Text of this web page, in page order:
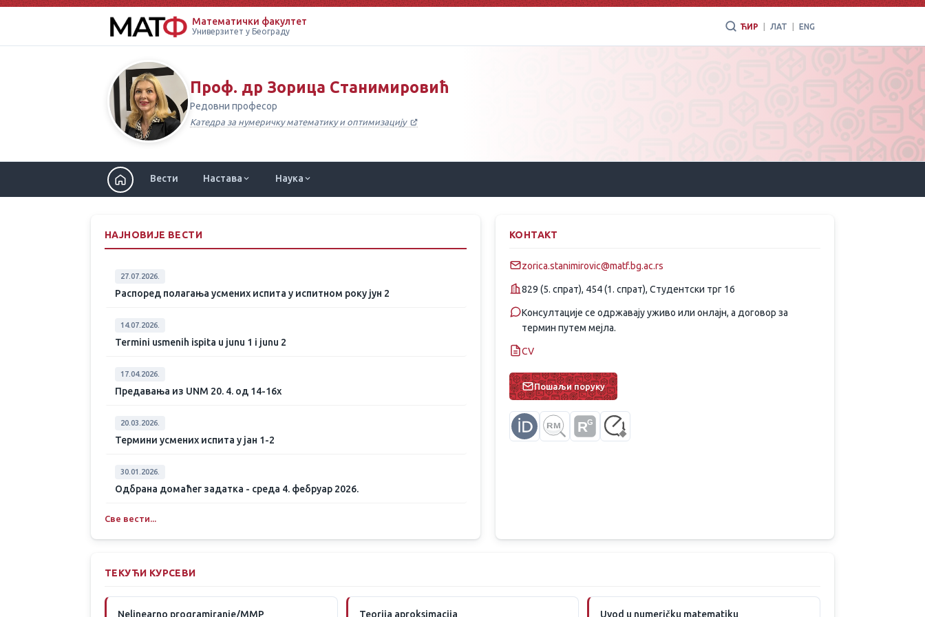
Математички факултет
Универзитет у Београду
ЋИР ЛАТ ENG
Проф. др Зорица Станимировић
Редовни професор
Катедра за нумеричку математику и оптимизацију
Вести Настава Наука
НАЈНОВИЈЕ ВЕСТИ
27.07.2026.
Распоред полагања усмених испита у испитном року јун 2
14.07.2026.
Termini usmenih ispita u junu 1 i junu 2
17.04.2026.
Предавања из UNM 20. 4. од 14-16х
20.03.2026.
Термини усмених испита у јан 1-2
30.01.2026.
Одбрана домаћег задатка - среда 4. фебруар 2026.
Све вести...
КОНТАКТ
zorica.stanimirovic@matf.bg.ac.rs
829 (5. спрат), 454 (1. спрат), Студентски трг 16
Консултације се одржавају уживо или онлајн, а договор за
термин путем мејла.
CV
Пошаљи поруку
RM RG
ТЕКУЋИ КУРСЕВИ
Nelinearno programiranje/MMP Teorija aproksimacija Uvod u numeričku matematiku